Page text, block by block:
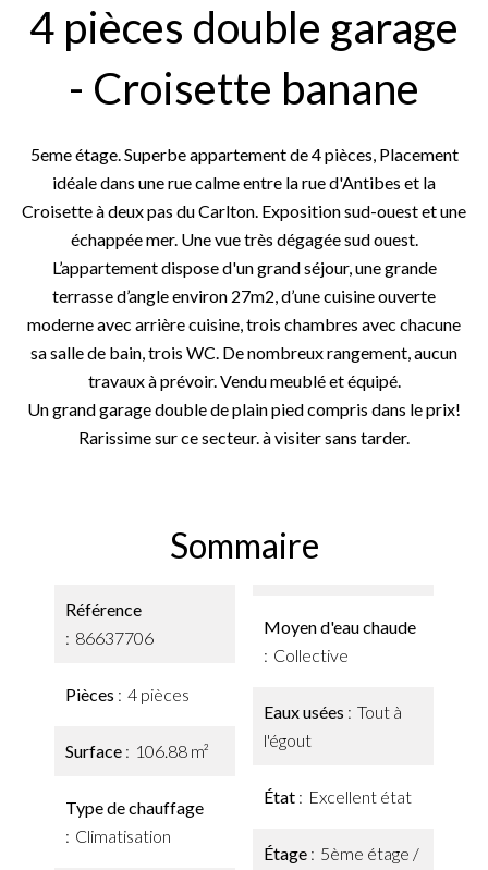
4 pièces double garage
- Croisette banane
5eme étage. Superbe appartement de 4 pièces, Placement
idéale dans une rue calme entre la rue d'Antibes et la
Croisette à deux pas du Carlton. Exposition sud-ouest et une
échappée mer. Une vue très dégagée sud ouest.
L’appartement dispose d'un grand séjour, une grande
terrasse d’angle environ 27m2, d’une cuisine ouverte
moderne avec arrière cuisine, trois chambres avec chacune
sa salle de bain, trois WC. De nombreux rangement, aucun
travaux à prévoir. Vendu meublé et équipé.
Un grand garage double de plain pied compris dans le prix!
Rarissime sur ce secteur. à visiter sans tarder.
Sommaire
Référence
86637706
Pièces 4 pièces
Surface 106.88 m²
Type de chauffage
Climatisation
Moyen d'eau chaude
Collective
Eaux usées
Tout à
l'égout
État Excellent état
Étage
5ème étage /